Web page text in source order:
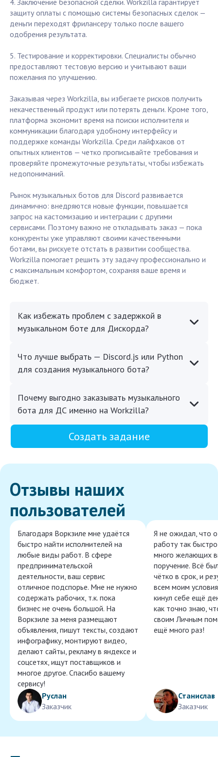
4. Заключение безопасной сделки. Workzilla гарантирует
защиту оплаты с помощью системы безопасных сделок —
деньги переходят фрилансеру только после вашего
одобрения результата.
5. Тестирование и корректировки. Специалисты обычно
предоставляют тестовую версию и учитывают ваши
пожелания по улучшению.
Заказывая через Workzilla, вы избегаете рисков получить
некачественный продукт или потерять деньги. Кроме того,
платформа экономит время на поиски исполнителя и
коммуникации благодаря удобному интерфейсу и
поддержке команды Workzilla. Среди лайфхаков от
опытных клиентов — четко прописывайте требования и
проверяйте промежуточные результаты, чтобы избежать
недопониманий.
Рынок музыкальных ботов для Discord развивается
динамично: внедряются новые функции, повышается
запрос на кастомизацию и интеграции с другими
сервисами. Поэтому важно не откладывать заказ — пока
конкуренты уже управляют своими качественными
ботами, вы рискуете отстать в развитии сообщества.
Workzilla помогает решить эту задачу профессионально и
с максимальным комфортом, сохраняя ваше время и
бюджет.
Как избежать проблем с задержкой в
музыкальном боте для Дискорда?
Что лучше выбрать — Discord.js или Python
для создания музыкального бота?
Почему выгодно заказывать музыкального
бота для ДС именно на Workzilla?
Создать задание
Отзывы наших
пользователей
Благодаря Воркзиле мне удаётся
быстро найти исполнителей на
любые виды работ. В сфере
предпринимательской
деятельности, ваш сервис
отличное подспорье. Мне не нужно
содержать рабочих, т.к. пока
бизнес не очень большой. На
Воркзиле за меня размещают
объявления, пишут тексты, создают
инфографику, монтируют видео,
делают сайты, рекламу в яндексе и
соцсетях, ищут поставщиков и
многое другое. Спасибо вашему
сервису!
Руслан
Заказчик
Я не ожидал, что
работу так
много желающих
поручение. Всё
чётко в срок, и
всем моим
кинул себе ещё
как точно знаю,
своим Личным
ещё много раз!
Станислав
Заказчик